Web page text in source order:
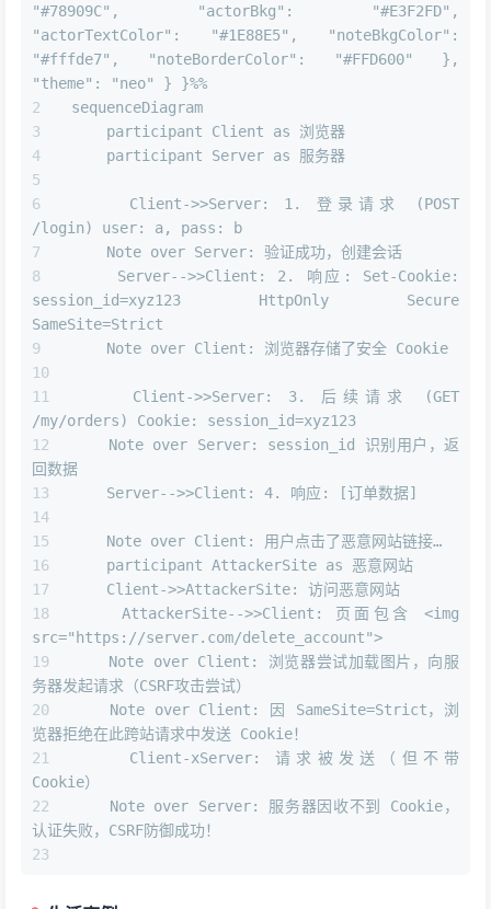
"#78909C", "actorBkg": "#E3F2FD",
"actorTextColor": "#1E88E5", "noteBkgColor":
"#fffde7", "noteBorderColor": "#FFD600" },
"theme": "neo" } }%%
sequenceDiagram
    participant Client as 浏览器
    participant Server as 服务器
    Client->>Server: 1. 登录请求 (POST
/login) user: a, pass: b
    Note over Server: 验证成功，创建会话
    Server-->>Client: 2. 响应: Set-Cookie:
session_id=xyz123 HttpOnly Secure
SameSite=Strict
    Note over Client: 浏览器存储了安全 Cookie
    Client->>Server: 3. 后续请求 (GET
/my/orders) Cookie: session_id=xyz123
    Note over Server: session_id 识别用户，返
回数据
    Server-->>Client: 4. 响应: [订单数据]
    Note over Client: 用户点击了恶意网站链接…
    participant AttackerSite as 恶意网站
    Client->>AttackerSite: 访问恶意网站
    AttackerSite-->>Client: 页面包含 <img
src="https://server.com/delete_account">
    Note over Client: 浏览器尝试加载图片，向服
务器发起请求（CSRF攻击尝试）
    Note over Client: 因 SameSite=Strict，浏
览器拒绝在此跨站请求中发送 Cookie！
    Client-xServer: 请求被发送（但不带
Cookie）
    Note over Server: 服务器因收不到 Cookie，
认证失败，CSRF防御成功！